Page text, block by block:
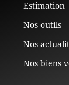
Estimation
Nos outils
Nos
Nos biens